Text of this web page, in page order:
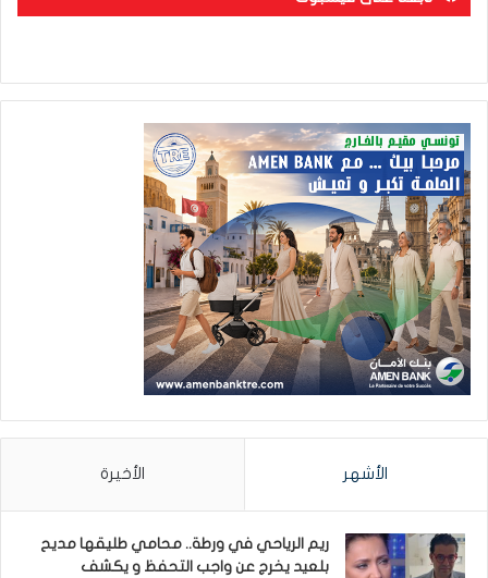
الأشهر الأخيرة
ريم الرياحي في ورطة.. محامي طليقها مديح
بلعيد يخرج عن واجب التحفظ و يكشف